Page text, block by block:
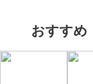
おすす